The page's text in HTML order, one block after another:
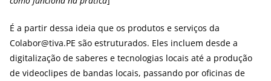
É a partir dessa ideia que os produtos e serviços da
Colabor@tiva.PE são estruturados. Eles incluem desde a
digitalização de saberes e tecnologias locais até a produção
de videoclipes de bandas locais, passando por oficinas de